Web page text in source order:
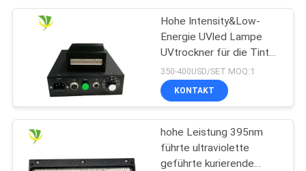
Hohe Intensity&Low-
Energie UVled Lampe
UVtrockner für die Tinte
kurierend kuriert
350-400USD/SET MOQ:1
KONTAKT
hohe Leistung 395nm
führte ultraviolette
geführte kurierende